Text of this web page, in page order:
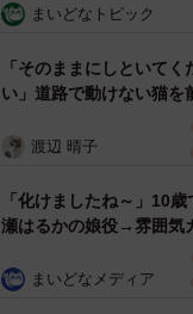
めらい 「痛いほど伝わ
まいどなトピック
「そのままにしといてく
い」道路で動けない猫を
ようとした4日間 「命の
表の訴え
渡辺 晴子
「化けましたね～」10歳
瀬はるかの娘役→雰囲気
雰囲気が」「宝塚に入れそ
まいどなメディア